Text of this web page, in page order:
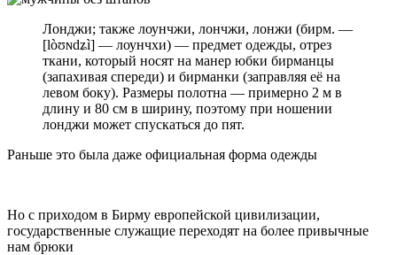
Лонджи; также лоунчжи, лончжи, лонжи (бирм. —
[lòʊɴdʑì] — лоунчхи) — предмет одежды, отрез
ткани, который носят на манер юбки бирманцы
(запахивая спереди) и бирманки (заправляя её на
левом боку). Размеры полотна — примерно 2 м в
длину и 80 см в ширину, поэтому при ношении
лонджи может спускаться до пят.
Раньше это была даже официальная форма одежды
Но с приходом в Бирму европейской цивилизации,
государственные служащие переходят на более привычные
нам брюки